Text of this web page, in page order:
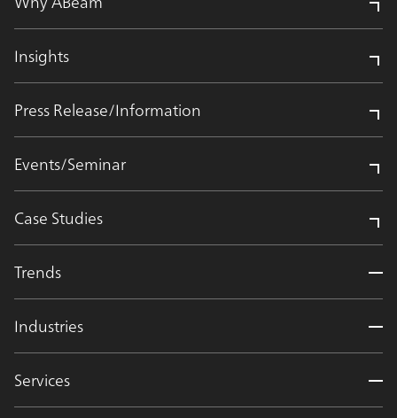
Insights
Press Release/Information
Events/Seminar
Case Studies
Trends
Industries
Services